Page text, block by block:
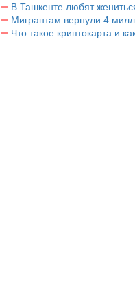
В Ташкенте любят
Мигрантам вернули 4
Что такое криптокарта и